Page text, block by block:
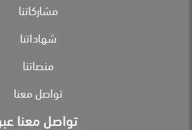
مشاركاتنا
شهاداتنا
منصاتنا
تواصل معنا
تواصل معنا عبر